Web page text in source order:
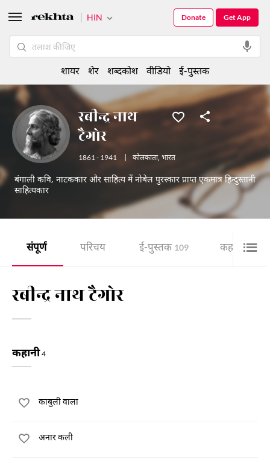
रबीन्द्र नाथ
टैगोर
1861 - 1941 कोलकाता, भारत
बंगाली कवि, नाटककार और साहित्य में नोबेल पुरस्कार प्राप्त एकमात्र हिन्दुस्तानी
साहित्यकार
संपूर्ण परिचय ई-पुस्तक 109 कहानी 4
रबीन्द्र नाथ टैगोर
कहानी4
काबुली वाला
अनार कली
HIN Get App
Donate
शायर शेर शब्दकोश वीडियो ई-पुस्तक